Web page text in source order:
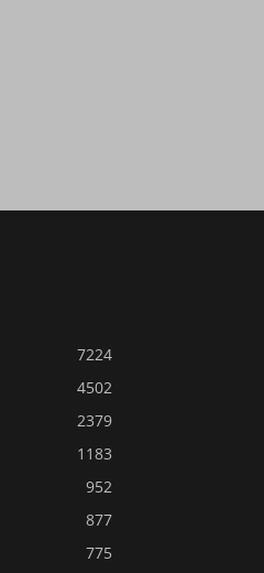
7224
4502
2379
1183
952
877
775